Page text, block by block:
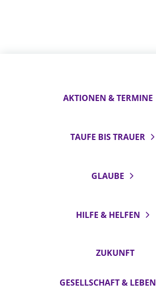
AKTIONEN & TERMINE
TAUFE BIS TRAUER
GLAUBE
HILFE & HELFEN
ZUKUNFT
GESELLSCHAFT & LEBEN